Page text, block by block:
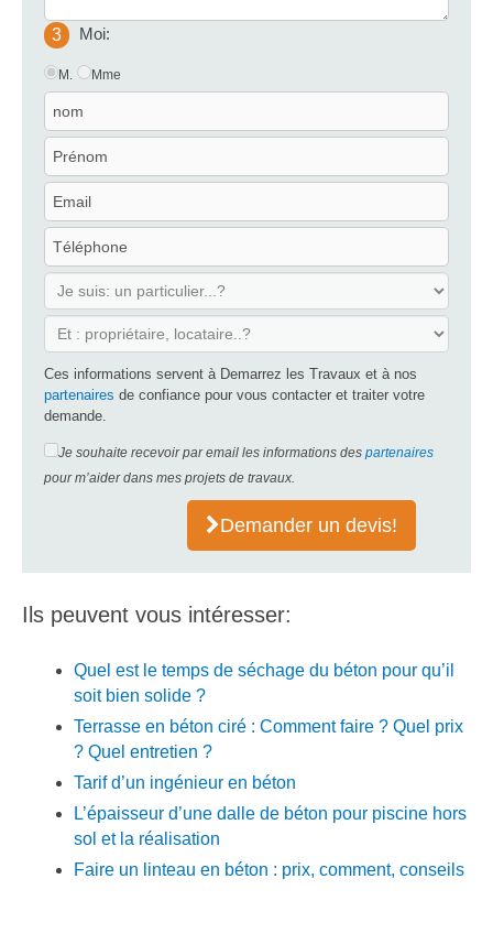
3 Moi:
M. Mme
Ces informations servent à Demarrez les Travaux et à nos
partenaires de confiance pour vous contacter et traiter votre
demande.
Je souhaite recevoir par email les informations des partenaires
pour m’aider dans mes projets de travaux.
Demander un devis!
Ils peuvent vous intéresser:
Quel est le temps de séchage du béton pour qu’il
soit bien solide ?
Terrasse en béton ciré : Comment faire ? Quel prix
? Quel entretien ?
Tarif d’un ingénieur en béton
L’épaisseur d’une dalle de béton pour piscine hors
sol et la réalisation
Faire un linteau en béton : prix, comment, conseils